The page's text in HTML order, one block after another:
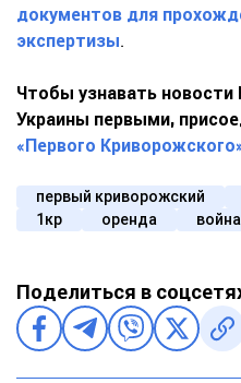
документов для
экспертизы.
Чтобы узнавать новости
Украины первыми,
«Первого
первый криворожский
1кр
оренда
Поделиться в